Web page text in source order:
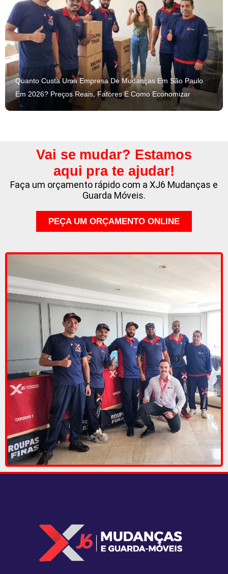
Quanto Custa Uma Empresa De Mudanças Em São Paulo
Em 2026? Preços Reais, Fatores E Como Economizar
Vai se mudar? Estamos
aqui pra te ajudar!
Faça um orçamento rápido com a XJ6 Mudanças e
Guarda Móveis.
PEÇA UM ORÇAMENTO ONLINE